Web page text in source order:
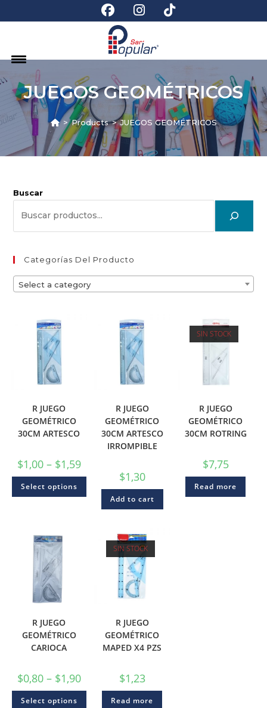
JUEGOS GEOMÉTRICOS
> Products > JUEGOS GEOMÉTRICOS
Buscar
Categorías Del Producto
Select a category
R JUEGO
GEOMÉTRICO
30CM ARTESCO
$1,00 – $1,59
Select options
R JUEGO
GEOMÉTRICO
30CM ARTESCO
IRROMPIBLE
$1,30
Add to cart
SIN STOCK
R JUEGO
GEOMÉTRICO
30CM ROTRING
$7,75
Read more
R JUEGO
GEOMÉTRICO
CARIOCA
$0,80 – $1,90
Select options
SIN STOCK
R JUEGO
GEOMÉTRICO
MAPED X4 PZS
$1,23
Read more